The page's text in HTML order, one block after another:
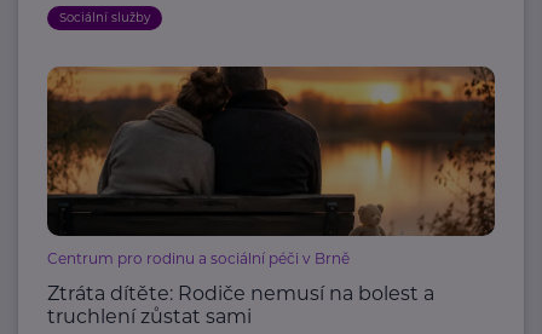
Sociální služby
Centrum pro rodinu a sociální péči v Brně
Ztráta dítěte: Rodiče nemusí na bolest a
truchlení zůstat sami